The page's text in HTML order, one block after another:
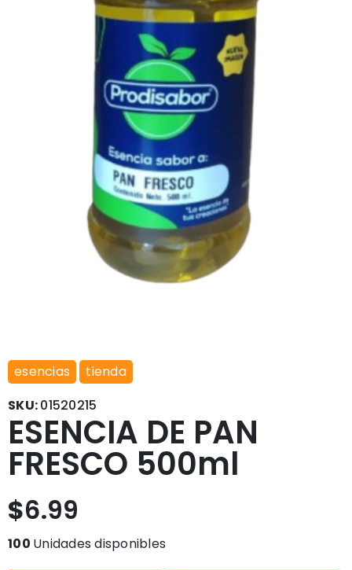
esencias
tienda
SKU:01520215
ESENCIA DE PAN
FRESCO 500ml
$6.99
100 Unidades disponibles